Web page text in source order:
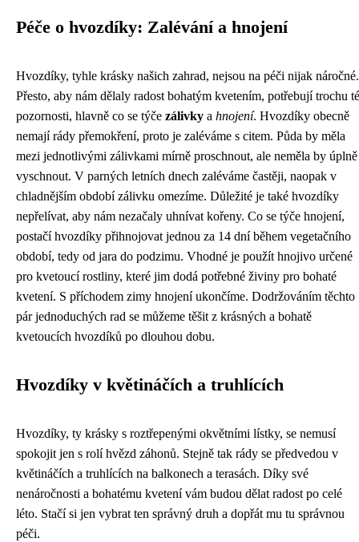
Péče o hvozdíky: Zalévání a hnojení
Hvozdíky, tyhle krásky našich zahrad, nejsou na péči nijak náročné.
Přesto, aby nám dělaly radost bohatým kvetením, potřebují trochu té
pozornosti, hlavně co se týče zálivky a hnojení. Hvozdíky obecně
nemají rády přemokření, proto je zaléváme s citem. Půda by měla
mezi jednotlivými zálivkami mírně proschnout, ale neměla by úplně
vyschnout. V parných letních dnech zaléváme častěji, naopak v
chladnějším období zálivku omezíme. Důležité je také hvozdíky
nepřelívat, aby nám nezačaly uhnívat kořeny. Co se týče hnojení,
postačí hvozdíky přihnojovat jednou za 14 dní během vegetačního
období, tedy od jara do podzimu. Vhodné je použít hnojivo určené
pro kvetoucí rostliny, které jim dodá potřebné živiny pro bohaté
kvetení. S příchodem zimy hnojení ukončíme. Dodržováním těchto
pár jednoduchých rad se můžeme těšit z krásných a bohatě
kvetoucích hvozdíků po dlouhou dobu.
Hvozdíky v květináčích a truhlících
Hvozdíky, ty krásky s roztřepenými okvětními lístky, se nemusí
spokojit jen s rolí hvězd záhonů. Stejně tak rády se předvedou v
květináčích a truhlících na balkonech a terasách. Díky své
nenáročnosti a bohatému kvetení vám budou dělat radost po celé
léto. Stačí si jen vybrat ten správný druh a dopřát mu tu správnou
péči.